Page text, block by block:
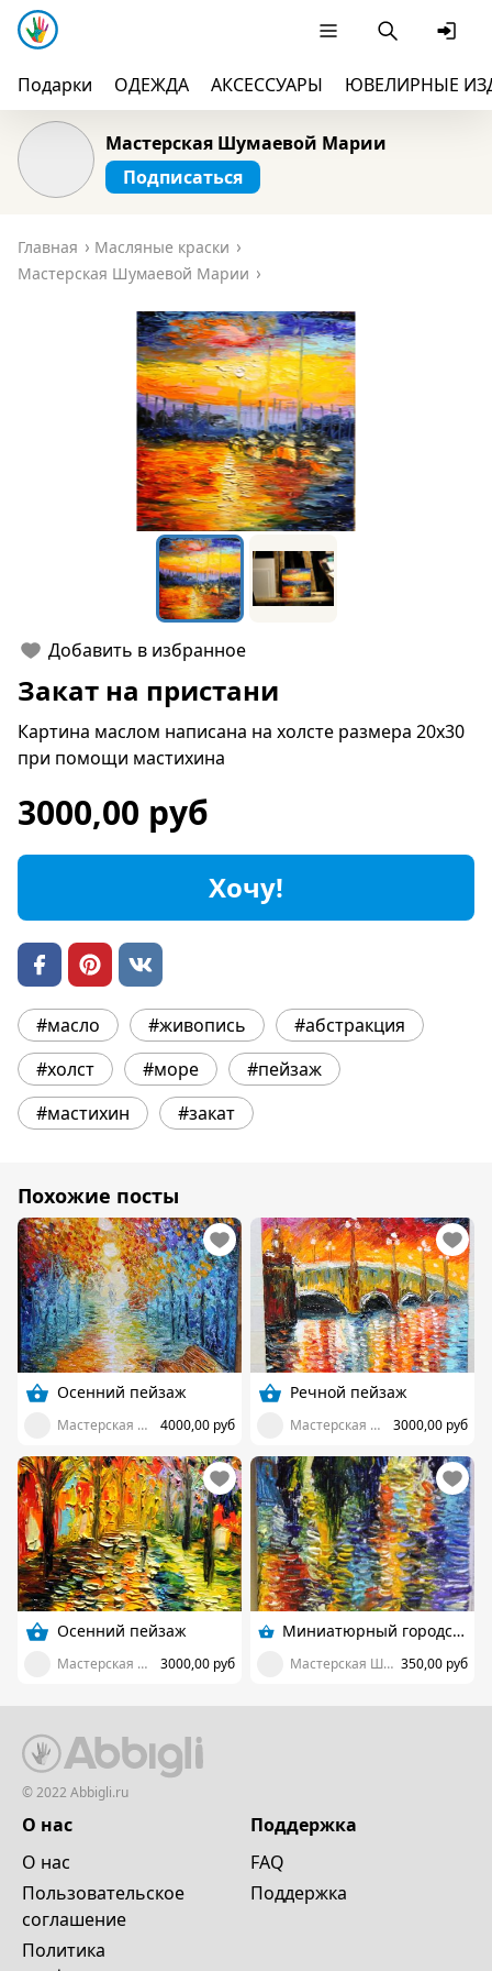
Подарки ОДЕЖДА АКСЕССУАРЫ ЮВЕЛИРНЫЕ
Мастерская Шумаевой Марии
Подписаться
Главная
Масляные краски
Мастерская Шумаевой Марии
Добавить в избранное
Закат на пристани
Картина маслом написана на холсте размера 20х30
при помощи мастихина
3000,00 руб
Хочу!
#масло #живопись
#абстракция
#холст
#море
#пейзаж
#мастихин
#закат
Похожие посты
Осенний пейзаж
Мастерская Шумаевой Марии 4000,00 руб
Речной пейзаж
Мастерская Шумаевой Марии 3000,00 руб
Осенний пейзаж
Мастерская Шумаевой Марии 3000,00 руб
Миниатюрный городской пейзаж
Мастерская Шумаевой Марии 350,00 руб
© 2022 Abbigli.ru
О нас
О нас
Пользовательское
cоглашение
Политика
Поддержка
FAQ
Поддержка